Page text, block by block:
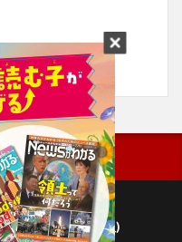
シー(毎日新聞出版)